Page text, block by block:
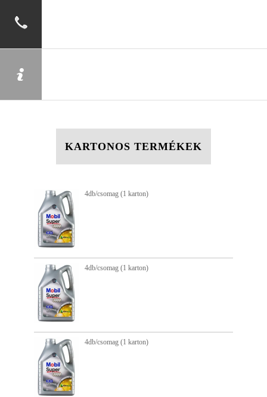
KARTONOS TERMÉKEK
4db/csomag (1 karton)
4db/csomag (1 karton)
4db/csomag (1 karton)